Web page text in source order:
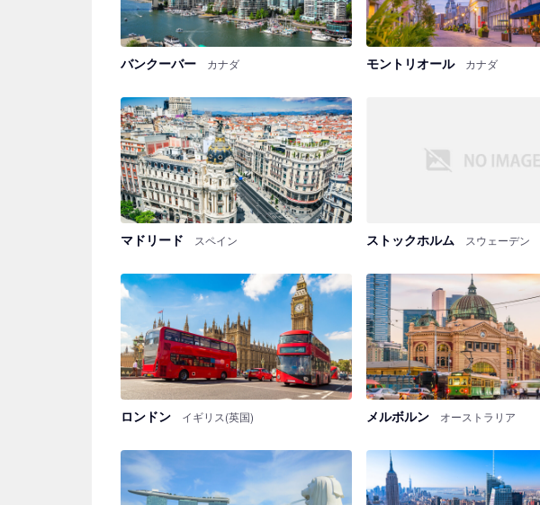
バンクーバー カナダ モントリオール カナダ
マドリード スペイン ストックホルム スウェーデン
ロンドン イギリス(英国) メルボルン オーストラリア